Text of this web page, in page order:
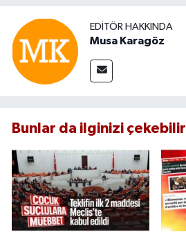
EDITÖR HAKKINDA
Musa Karagöz
Bunlar da ilginizi çekebilir